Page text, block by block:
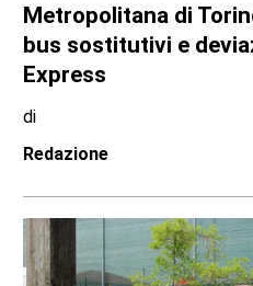
Metropolitana di
bus sostitutivi e
Express
di
Redazione